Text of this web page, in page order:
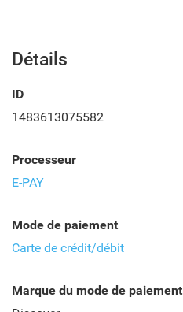
Détails
ID
1483613075582
Processeur
E-PAY
Mode de paiement
Carte de crédit/débit
Marque du mode de paiement